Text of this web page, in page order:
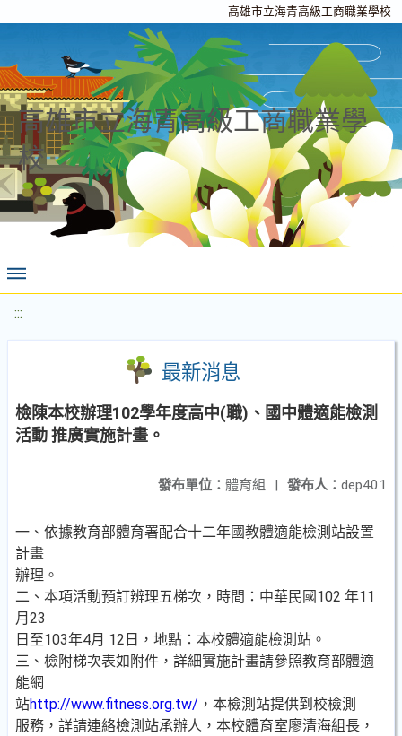
高雄市立海青高級工商職業學校
高雄市立海青高級工商職業學
校
:::
最新消息
檢陳本校辦理102學年度高中(職)、國中體適能檢測
活動 推廣實施計畫。
發布人： dep401
發布單位： 體育組 |
一、依據教育部體育署配合十二年國教體適能檢測站設置
計畫
辦理。
二、本項活動預訂辨理五梯次，時間：中華民國102 年11
月23
日至103年4月 12日，地點：本校體適能檢測站。
三、檢附梯次表如附件，詳細實施計畫請參照教育部體適
能網
站http://www.fitness.org.tw/ ，本檢測站提供到校檢測
服務，詳請連絡檢測站承辦人，本校體育室廖清海組長，